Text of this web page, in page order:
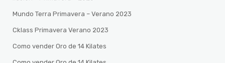
Mundo Terra Primavera – Verano 2023
Cklass Primavera Verano 2023
Como vender Oro de 14 Kilates